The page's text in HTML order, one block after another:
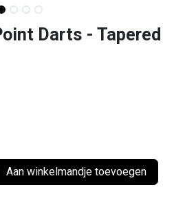
Darts - Tapered
Aan winkelmandje toevoegen